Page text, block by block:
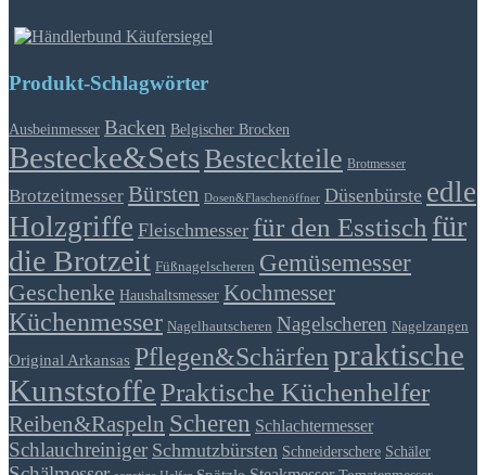
Produkt-Schlagwörter
Ausbeinmesser Backen Belgischer Brocken
Bestecke&SetsBesteckteile Brotmesser
Brotzeitmesser Bürsten Dosen&Flaschenöffner Düsenbürste edle
Holzgriffe Fleischmesser für den Esstisch für
die Brotzeit Füßnagelscheren Gemüsemesser
Geschenke Haushaltsmesser Kochmesser
Küchenmesser Nagelhautscheren Nagelscheren Nagelzangen
Original Arkansas Pflegen&Schärfenpraktische
KunststoffePraktische Küchenhelfer
Reiben&Raspeln Scheren Schlachtermesser
Schlauchreiniger Schmutzbürsten Schneiderschere Schäler